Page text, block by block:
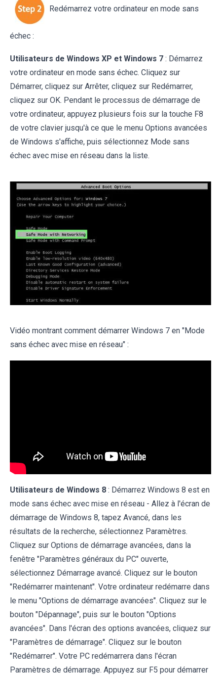
Redémarrez votre ordinateur en mode sans
échec :
Utilisateurs de Windows XP et Windows 7 : Démarrez
votre ordinateur en mode sans échec. Cliquez sur
Démarrer, cliquez sur Arrêter, cliquez sur Redémarrer,
cliquez sur OK. Pendant le processus de démarrage de
votre ordinateur, appuyez plusieurs fois sur la touche F8
de votre clavier jusqu'à ce que le menu Options avancées
de Windows s'affiche, puis sélectionnez Mode sans
échec avec mise en réseau dans la liste.
Vidéo montrant comment démarrer Windows 7 en "Mode
sans échec avec mise en réseau" :
Utilisateurs de Windows 8 : Démarrez Windows 8 est en
mode sans échec avec mise en réseau - Allez à l'écran de
démarrage de Windows 8, tapez Avancé, dans les
résultats de la recherche, sélectionnez Paramètres.
Cliquez sur Options de démarrage avancées, dans la
fenêtre "Paramètres généraux du PC" ouverte,
sélectionnez Démarrage avancé. Cliquez sur le bouton
"Redémarrer maintenant". Votre ordinateur redémarre dans
le menu "Options de démarrage avancées". Cliquez sur le
bouton "Dépannage", puis sur le bouton "Options
avancées". Dans l'écran des options avancées, cliquez sur
"Paramètres de démarrage". Cliquez sur le bouton
"Redémarrer". Votre PC redémarrera dans l'écran
Paramètres de démarrage. Appuyez sur F5 pour démarrer